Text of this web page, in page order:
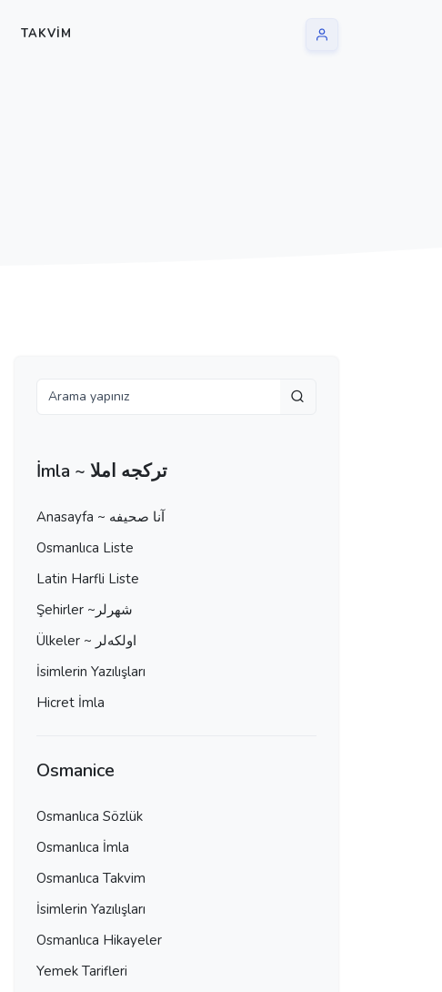
TAKVIM
İmla ~ تركجه املا
Anasayfa ~ آنا صحيفه
Osmanlıca Liste
Latin Harfli Liste
Şehirler ~شهرلر
Ülkeler ~ اولكه‌لر
İsimlerin Yazılışları
Hicret İmla
Osmanice
Osmanlıca Sözlük
Osmanlıca İmla
Osmanlıca Takvim
İsimlerin Yazılışları
Osmanlıca Hikayeler
Yemek Tarifleri